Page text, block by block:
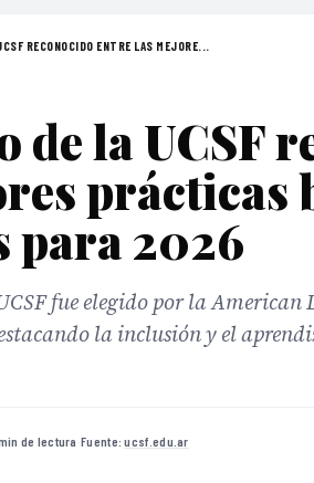
RECONOCIDO ENTRE LAS MEJORE...
de la UCSF
para 2026
fue elegido por la
la inclusión y el
de lectura ·Fuente:ucsf.edu.ar